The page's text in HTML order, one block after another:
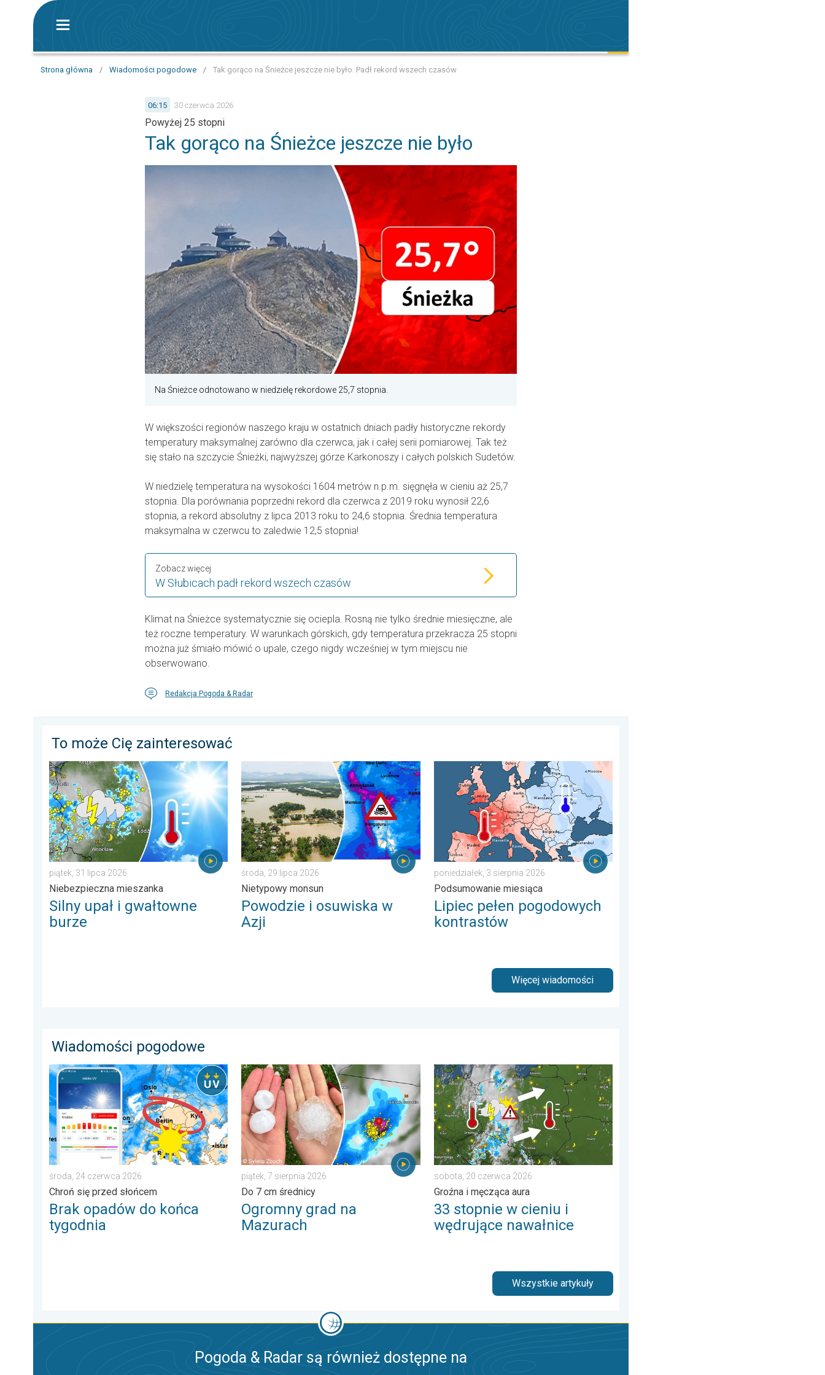
Strona główna / Wiadomości pogodowe / Tak gorąco na Śnieżce jeszcze nie było. Padł rekord wszech czasów
06:15 30 czerwca 2026
Powyżej 25 stopni
Tak gorąco na Śnieżce jeszcze nie było
Na Śnieżce odnotowano w niedzielę rekordowe 25,7 stopnia.
W większości regionów naszego kraju w ostatnich dniach padły historyczne rekordy
temperatury maksymalnej zarówno dla czerwca, jak i całej serii pomiarowej. Tak też
się stało na szczycie Śnieżki, najwyższej górze Karkonoszy i całych polskich Sudetów.
W niedzielę temperatura na wysokości 1604 metrów n.p.m. sięgnęła w cieniu aż 25,7
stopnia. Dla porównania poprzedni rekord dla czerwca z 2019 roku wynosił 22,6
stopnia, a rekord absolutny z lipca 2013 roku to 24,6 stopnia. Średnia temperatura
maksymalna w czerwcu to zaledwie 12,5 stopnia!
W Słubicach padł rekord wszech czasów
Zobacz więcej
Klimat na Śnieżce systematycznie się ociepla. Rosną nie tylko średnie miesięczne, ale
też roczne temperatury. W warunkach górskich, gdy temperatura przekracza 25 stopni
można już śmiało mówić o upale, czego nigdy wcześniej w tym miejscu nie
obserwowano.
Redakcja Pogoda & Radar
To może Cię zainteresować
Silny upał i gwałtowne burze. Niebezpieczna mieszanka. . . piątek, 31 lipca 2026
piątek, 31 lipca 2026
Niebezpieczna mieszanka
Silny upał i gwałtowne
burze
Powodzie i osuwiska w Azji. Nietypowy monsun. . . środa, 29 lipca 2026
środa, 29 lipca 2026
Nietypowy monsun
Powodzie i osuwiska w
Azji
Lipiec pełen pogodowych kontrastów. Podsumowanie miesiąca. . . poniedziałek, 3
poniedziałek, 3 sierpnia 2026
Podsumowanie miesiąca
Lipiec pełen pogodowych
kontrastów
Więcej wiadomości
Wiadomości pogodowe
Brak opadów do końca tygodnia. Chroń się przed słońcem. . . środa, 24 czerwca 2026
środa, 24 czerwca 2026
Chroń się przed słońcem
Brak opadów do końca
tygodnia
Ogromny grad na Mazurach. Do 7 cm średnicy. . . piątek, 7 sierpnia 2026
piątek, 7 sierpnia 2026
Do 7 cm średnicy
Ogromny grad na
Mazurach
33 stopnie w cieniu i wędrujące nawałnice. Groźna i męcząca aura. . . sobota, 20 czerwca
sobota, 20 czerwca 2026
Groźna i męcząca aura
33 stopnie w cieniu i
wędrujące nawałnice
Wszystkie artykuły
Pogoda & Radar są również dostępne na